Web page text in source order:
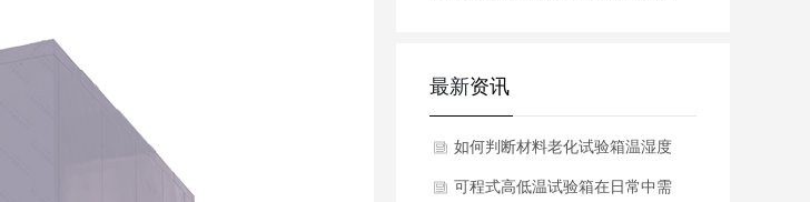
最新资讯
如何判断材料老化试验箱温湿度
是否失控？
可程式高低温试验箱在日常中需